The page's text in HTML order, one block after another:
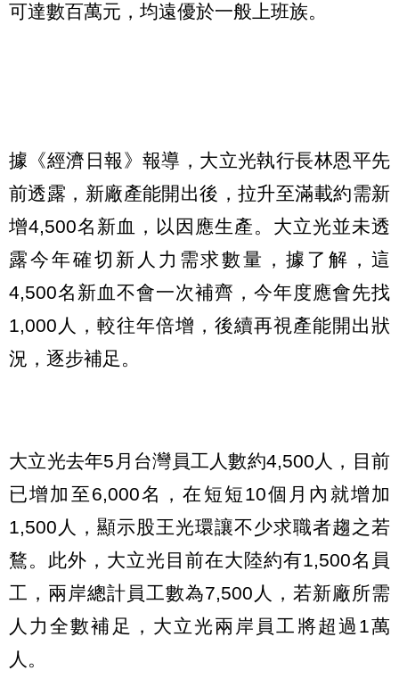
可達數百萬元，均遠優於一般上班族。
據《經濟日報》報導，大立光執行長林恩平先
前透露，新廠產能開出後，拉升至滿載約需新
增4,500名新血，以因應生產。大立光並未透
露今年確切新人力需求數量，據了解，這
4,500名新血不會一次補齊，今年度應會先找
1,000人，較往年倍增，後續再視產能開出狀
況，逐步補足。
大立光去年5月台灣員工人數約4,500人，目前
已增加至6,000名，在短短10個月內就增加
1,500人，顯示股王光環讓不少求職者趨之若
鶩。此外，大立光目前在大陸約有1,500名員
工，兩岸總計員工數為7,500人，若新廠所需
人力全數補足，大立光兩岸員工將超過1萬
人。